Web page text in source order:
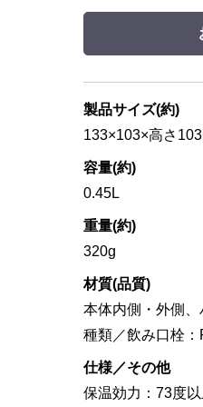
製品サイズ(約)
133×103×高さ
容量(約)
0.45L
重量(約)
320g
材質(品質)
本体内側・外側
種類／飲み口栓：
仕様／その他
保温効力：73度